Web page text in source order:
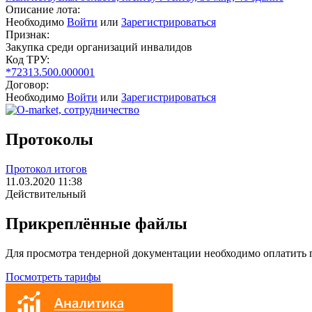
Описание лота:
Необходимо Войти или Зарегистрироваться
Признак:
Закупка среди организаций инвалидов
Код ТРУ:
*72313.500.000001
Договор:
Необходимо Войти или Зарегистрироваться
Протоколы
Протокол итогов
11.03.2020 11:38
Действительный
Прикреплённые файлы
Для просмотра тендерной документации необходимо оплатить
Посмотреть тарифы